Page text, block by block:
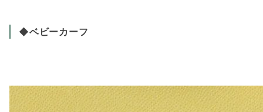
◆ベビーカーフ